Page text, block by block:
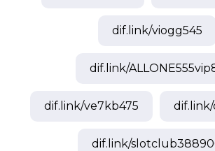
dif.link/viogg545
dif.link/
dif.link/ve7kb475 dif.link/
dif.link/